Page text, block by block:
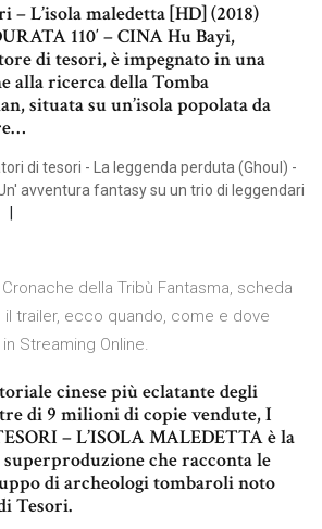
– L’isola maledetta [HD] (2018)
110′ – CINA Hu Bayi,
di tesori, è impegnato in una
alla ricerca della Tomba
situata su un’isola popolata da
di tesori - La leggenda perduta (Ghoul) -
avventura fantasy su un trio di leggendari
della Tribù Fantasma, scheda
il trailer, ecco quando, come e dove
Streaming Online.
cinese più eclatante degli
di 9 milioni di copie vendute, I
– L’ISOLA MALEDETTA è la
che racconta le
di archeologi tombaroli noto
Tesori.